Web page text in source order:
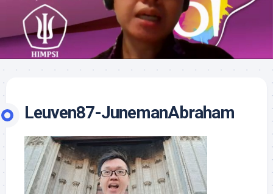
Leuven87-JunemanAbraham